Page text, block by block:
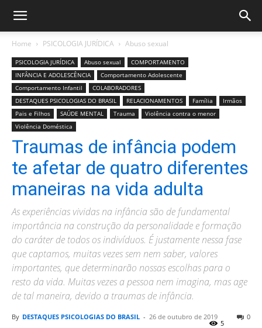
Home PSICOLOGIA JURÍDICA Abuso sexual
PSICOLOGIA JURÍDICA Abuso sexual
COMPORTAMENTO
INFÂNCIA E ADOLESCÊNCIA
Comportamento Adolescente
Comportamento Infantil
COLABORADORES
DESTAQUES PSICOLOGIAS DO BRASIL
RELACIONAMENTOS Família
Irmãos
Pais e Filhos
SAÚDE MENTAL Trauma
Violência contra o menor
Violência Doméstica
Traumas de infância podem
te afetar de quatro diferentes
maneiras na vida adulta
As experiências vividas na infância são de fundamental
importância na construção da personalidade e formação
do caráter de todos os indivíduos. É justamente nessa fase
que captamos, muitas vezes sem nem saber, valores
importantes, que determinarão nossas escolhas para o
resto da vida. Muitas vezes a pessoa nem imagina, mas age
de tal maneira, devido a traumas de infância.
By DESTAQUES PSICOLOGIAS DO BRASIL - 26 de outubro de 2019 0
5